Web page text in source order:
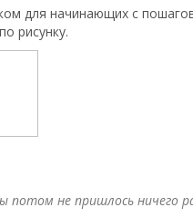
для начинающих с
рисунку.
не пришлось ничего